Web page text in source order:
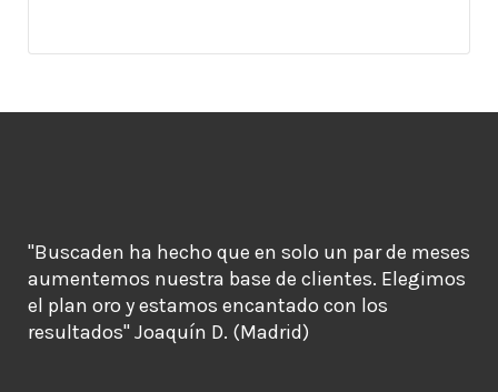
"Buscaden ha hecho que en solo un par de meses
aumentemos nuestra base de clientes. Elegimos
el plan oro y estamos encantado con los
resultados" Joaquín D. (Madrid)